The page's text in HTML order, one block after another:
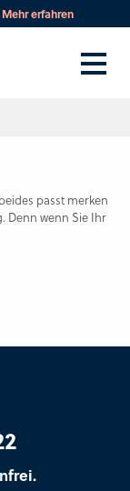
passt merken
Denn wenn Sie Ihr
Mehr erfahren
Beratung vor Ort?